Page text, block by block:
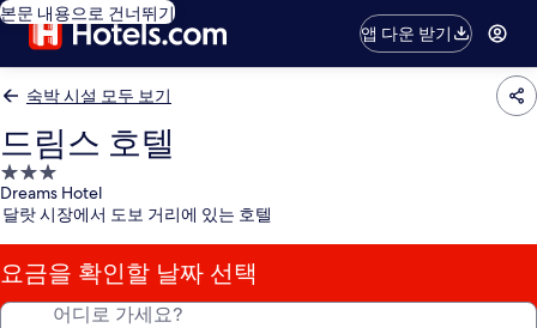
본문 내용으로 건너뛰기
앱 다운 받기
숙박 시설 모두 보기
드림스 호텔
3.0
성
급
숙
박
시
Dreams Hotel
달랏 시장에서 도보 거리에 있는 호텔
요금을 확인할 날짜 선택
어디로 가세요?